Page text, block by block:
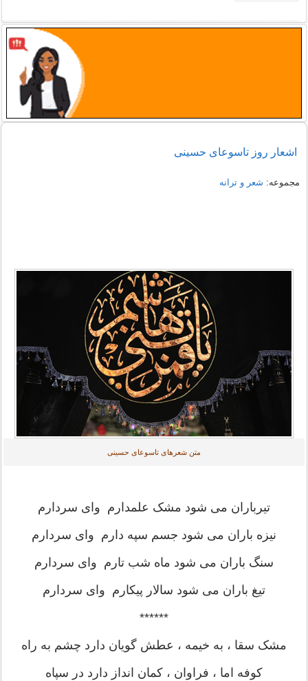
اشعار روز تاسوعای حسینی
مجموعه: شعر و ترانه
متن شعرهای تاسوعای حسینی
تیرباران می شود مشک علمدارم وای سردارم
نیزه باران می شود جسم سپه دارم وای سردارم
سنگ باران می شود ماه شب تارم وای سردارم
تیغ باران می شود سالار پیکارم وای سردارم
******
مشک سقا ، به خیمه ، عطش گویان دارد چشم به راه
کوفه اما ، فراوان ، کمان انداز دارد در سپاه